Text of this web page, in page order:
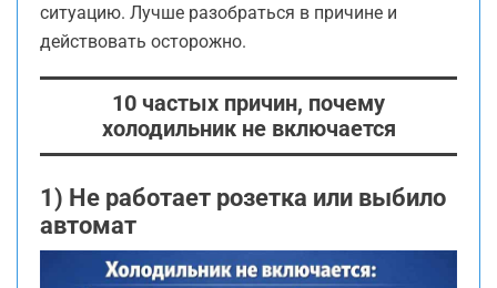
ситуацию. Лучше разобраться в причине и
действовать осторожно.
10 частых причин, почему
холодильник не включается
1) Не работает розетка или выбило
автомат